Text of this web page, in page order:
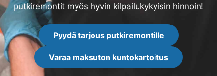
putkiremontit myös hyvin kilpailukykyisin hinnoin!
Pyydä tarjous putkiremontille
Varaa maksuton kuntokartoitus